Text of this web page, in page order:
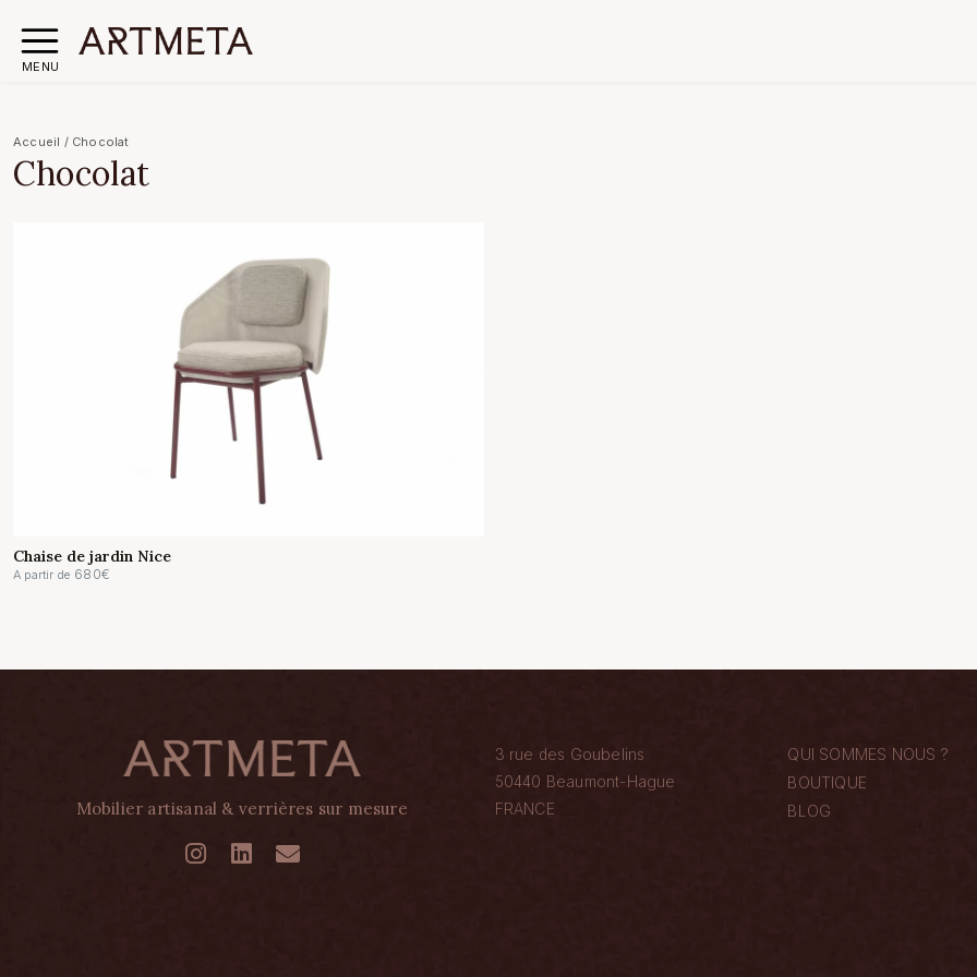
MENU
Accueil / Chocolat
Chocolat
Chaise de jardin Nice
A partir de 680€
Mobilier artisanal & verrières sur mesure
3 rue des Goubelins
50440 Beaumont-Hague
FRANCE
QUI SOMMES NOUS ?
BOUTIQUE
BLOG